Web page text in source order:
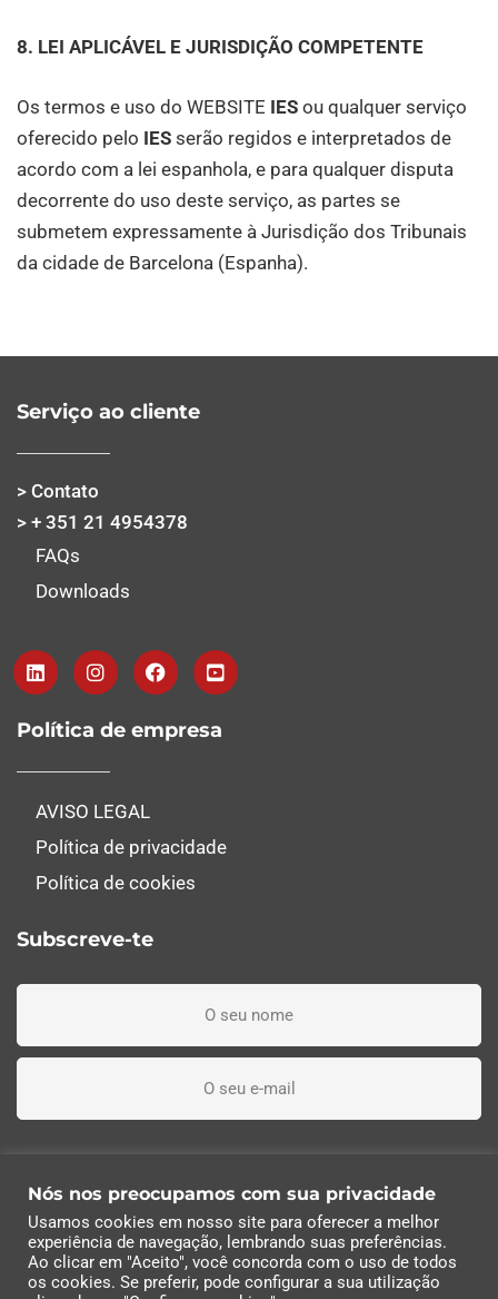
8. LEI APLICÁVEL E JURISDIÇÃO COMPETENTE
Os termos e uso do WEBSITE IES ou qualquer serviço
oferecido pelo IES serão regidos e interpretados de
acordo com a lei espanhola, e para qualquer disputa
decorrente do uso deste serviço, as partes se
submetem expressamente à Jurisdição dos Tribunais
da cidade de Barcelona (Espanha).
Serviço ao cliente
> Contato
> + 351 21 4954378
FAQs
Downloads
Política de empresa
AVISO LEGAL
Política de privacidade
Política de cookies
Subscreve-te
Subscreva agora
© 2022 Industrias Eléctricas Soler, S.A | Todos os
Nós nos preocupamos com sua privacidade
Usamos cookies em nosso site para oferecer a melhor
experiência de navegação, lembrando suas preferências.
Ao clicar em "Aceito", você concorda com o uso de todos
os cookies. Se preferir, pode configurar a sua utilização